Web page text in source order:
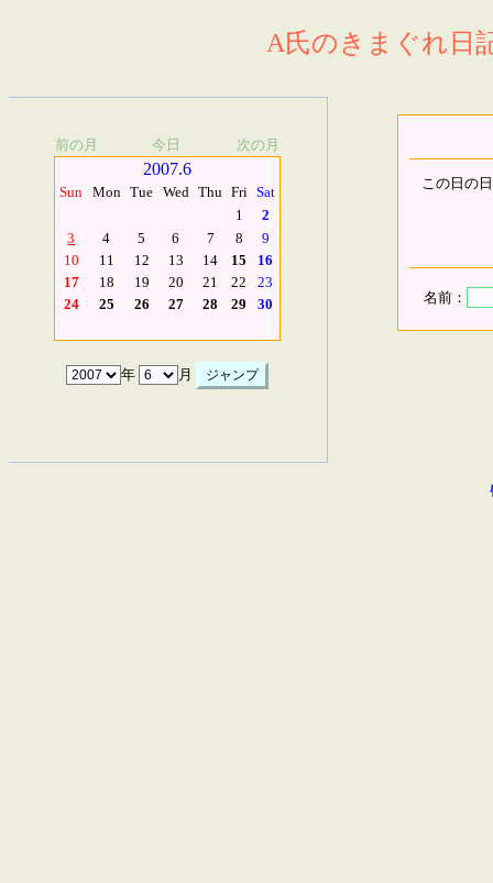
A氏のきまぐれ日
前の月 今日 次の月
2007.6
Sun Mon Tue Wed Thu Fri Sat
1
2
3
4 5 6 7 8
9
10
11 12 13 14 15
16
17
18 19 20 21 22
23
24
25 26 27 28 29 30
年 月
この日の
名前：